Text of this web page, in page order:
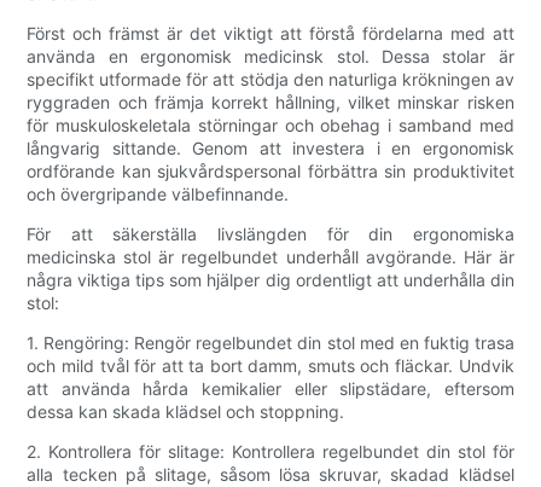
Först och främst är det viktigt att förstå fördelarna med att
använda en ergonomisk medicinsk stol. Dessa stolar är
specifikt utformade för att stödja den naturliga krökningen av
ryggraden och främja korrekt hållning, vilket minskar risken
för muskuloskeletala störningar och obehag i samband med
långvarig sittande. Genom att investera i en ergonomisk
ordförande kan sjukvårdspersonal förbättra sin produktivitet
och övergripande välbefinnande.
För att säkerställa livslängden för din ergonomiska
medicinska stol är regelbundet underhåll avgörande. Här är
några viktiga tips som hjälper dig ordentligt att underhålla din
stol:
1. Rengöring: Rengör regelbundet din stol med en fuktig trasa
och mild tvål för att ta bort damm, smuts och fläckar. Undvik
att använda hårda kemikalier eller slipstädare, eftersom
dessa kan skada klädsel och stoppning.
2. Kontrollera för slitage: Kontrollera regelbundet din stol för
alla tecken på slitage, såsom lösa skruvar, skadad klädsel